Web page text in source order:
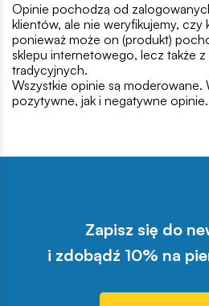
Opinie pochodzą od
klientów, ale nie weryfikujemy, czy
ponieważ może on (produkt)
sklepu internetowego, lecz także
tradycyjnych.
Wszystkie opinie są moderowane.
pozytywne, jak i negatywne opinie.
Zapisz się do
i zdobądź 10% na